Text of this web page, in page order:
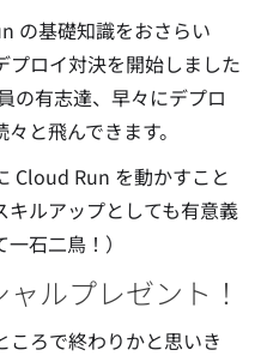
の基礎知識をおさらい
プロイ対決を開始しました
の有志達、早々にデプロ
と飛んできます。
Cloud Run を動かすこと
ルアップとしても有意義
石二鳥！）
ルプレゼント！
ころで終わりかと思いき